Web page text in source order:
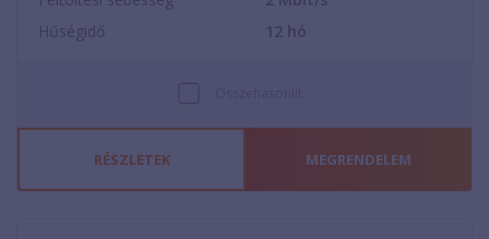
Hűségidő
12 hó
RÉSZLETEK MEGRENDELEM